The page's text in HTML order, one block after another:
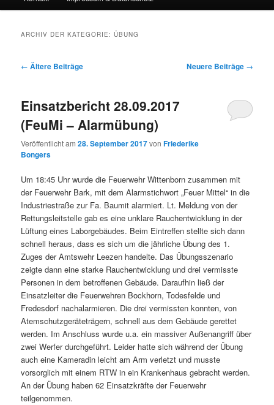
ARCHIV DER KATEGORIE:ÜBUNG
Beitrags-
← Ältere Beiträge Neuere Beiträge →
Einsatzbericht 28.09.2017
(FeuMi – Alarmübung)
Veröffentlicht am28. September 2017vonFriederike
Bongers
Um 18:45 Uhr wurde die Feuerwehr Wittenborn zusammen mit
der Feuerwehr Bark, mit dem Alarmstichwort „Feuer Mittel“ in die
Industriestraße zur Fa. Baumit alarmiert. Lt. Meldung von der
Rettungsleitstelle gab es eine unklare Rauchentwicklung in der
Lüftung eines Laborgebäudes. Beim Eintreffen stellte sich dann
schnell heraus, dass es sich um die jährliche Übung des 1.
Zuges der Amtswehr Leezen handelte. Das Übungsszenario
zeigte dann eine starke Rauchentwicklung und drei vermisste
Personen in dem betroffenen Gebäude. Daraufhin ließ der
Einsatzleiter die Feuerwehren Bockhorn, Todesfelde und
Fredesdorf nachalarmieren. Die drei vermissten konnten, von
Atemschutzgeräteträgern, schnell aus dem Gebäude gerettet
werden. Im Anschluss wurde u.a. ein massiver Außenangriff über
zwei Werfer durchgeführt. Leider hatte sich während der Übung
auch eine Kameradin leicht am Arm verletzt und musste
vorsorglich mit einem RTW in ein Krankenhaus gebracht werden.
An der Übung haben 62 Einsatzkräfte der Feuerwehr
teilgenommen.